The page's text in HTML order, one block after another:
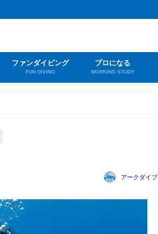
ファンダイビング
FUN DIVING
プロになる
WORKING STUDY
アークダイブ